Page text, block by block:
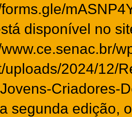
disponível no
uploads/2024/12/
Criadores-
segunda edição,